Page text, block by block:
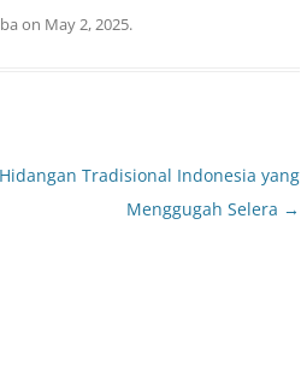
on May 2, 2025.
Tradisional Indonesia yang
Menggugah Selera →